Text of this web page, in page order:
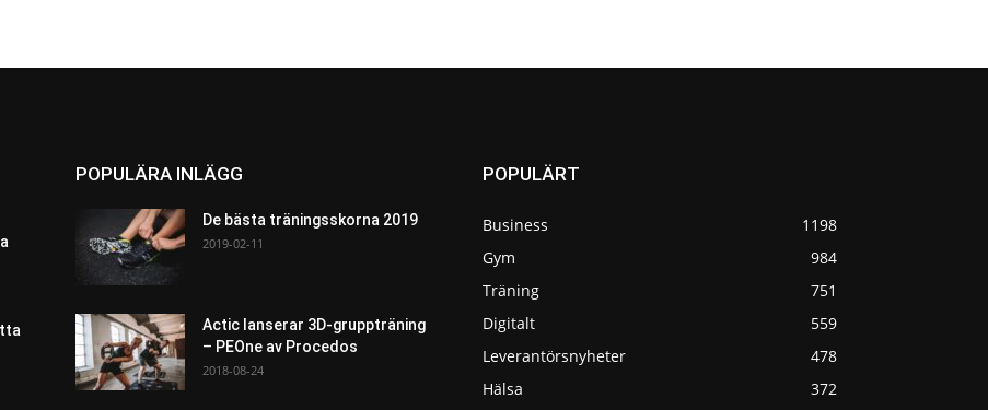
POPULÄRA INLÄGG
De bästa träningsskorna 2019
2019-02-11
Actic lanserar 3D-gruppträning
– PEOne av Procedos
2018-08-24
POPULÄRT
Business
1198
Gym
984
Träning
751
Digitalt
559
Leverantörsnyheter
478
Hälsa
372